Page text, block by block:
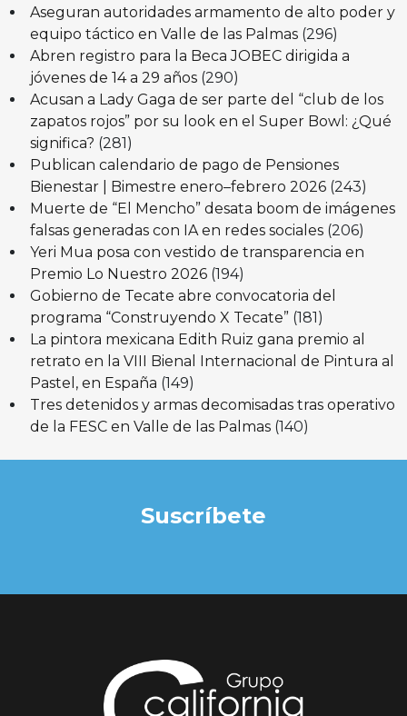
Aseguran autoridades armamento de alto poder y
equipo táctico en Valle de las Palmas (296)
Abren registro para la Beca JOBEC dirigida a
jóvenes de 14 a 29 años (290)
Acusan a Lady Gaga de ser parte del “club de los
zapatos rojos” por su look en el Super Bowl: ¿Qué
significa? (281)
Publican calendario de pago de Pensiones
Bienestar | Bimestre enero–febrero 2026 (243)
Muerte de “El Mencho” desata boom de imágenes
falsas generadas con IA en redes sociales (206)
Yeri Mua posa con vestido de transparencia en
Premio Lo Nuestro 2026 (194)
Gobierno de Tecate abre convocatoria del
programa “Construyendo X Tecate” (181)
La pintora mexicana Edith Ruiz gana premio al
retrato en la VIII Bienal Internacional de Pintura al
Pastel, en España (149)
Tres detenidos y armas decomisadas tras operativo
de la FESC en Valle de las Palmas (140)
Suscríbete